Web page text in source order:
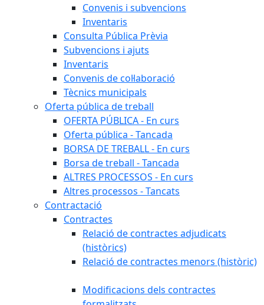
Convenis i subvencions
Inventaris
Consulta Pública Prèvia
Subvencions i ajuts
Inventaris
Convenis de col·laboració
Tècnics municipals
Oferta pública de treball
OFERTA PÚBLICA - En curs
Oferta pública - Tancada
BORSA DE TREBALL - En curs
Borsa de treball - Tancada
ALTRES PROCESSOS - En curs
Altres processos - Tancats
Contractació
Contractes
Relació de contractes adjudicats
(històrics)
Relació de contractes menors (històric)
Modificacions dels contractes